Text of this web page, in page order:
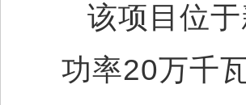
该项目位
功率20万千